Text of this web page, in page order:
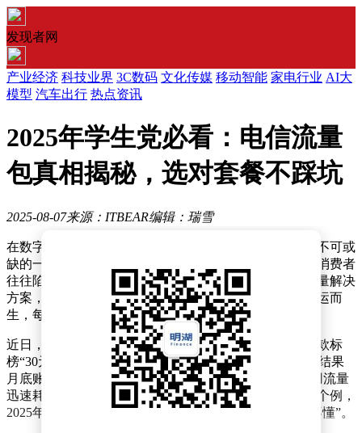
发现者网
产业经济 科技业界 3C数码 文化传媒 移动智能 家电行业 AI大
模型 汽车出行 热点资讯
2025年学生党必看：电信流量
包真相揭秘，选对套餐不踩坑
2025-08-07来源：ITBEAR编辑：瑞雪
在数字化时代，流量成为了大学生和上班族日常生活中不可或
缺的一部分。然而，面对运营商琳琅满目的流量套餐，消费者
往往陷入选择困难。为了帮助大家找到性价比最高的流量解决
方案，一个专注于更新运营商官方套餐的微信公众号应运而
生，每日推送最新资讯。
近日，大学生小陈的经历引发了广泛关注。他购买了一款标
榜“30元100G”的流量包，本以为能轻松应对网课需求，结果
月底账单竟高达212元。原来，小陈在使用过程中，通用流量
迅速耗尽，而定向流量则显得形同虚设。这一现象并非个例，
2025年电信流量市场的复杂性，让不少消费者直呼“看不懂”。